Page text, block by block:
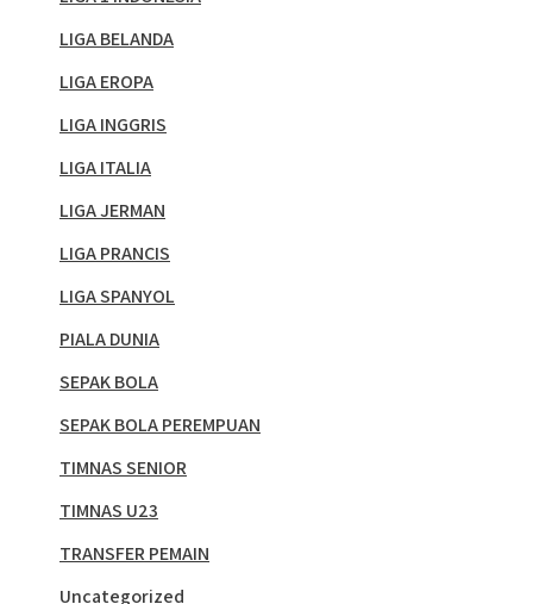
LIGA BELANDA
LIGA EROPA
LIGA INGGRIS
LIGA ITALIA
LIGA JERMAN
LIGA PRANCIS
LIGA SPANYOL
PIALA DUNIA
SEPAK BOLA
SEPAK BOLA PEREMPUAN
TIMNAS SENIOR
TIMNAS U23
TRANSFER PEMAIN
Uncategorized